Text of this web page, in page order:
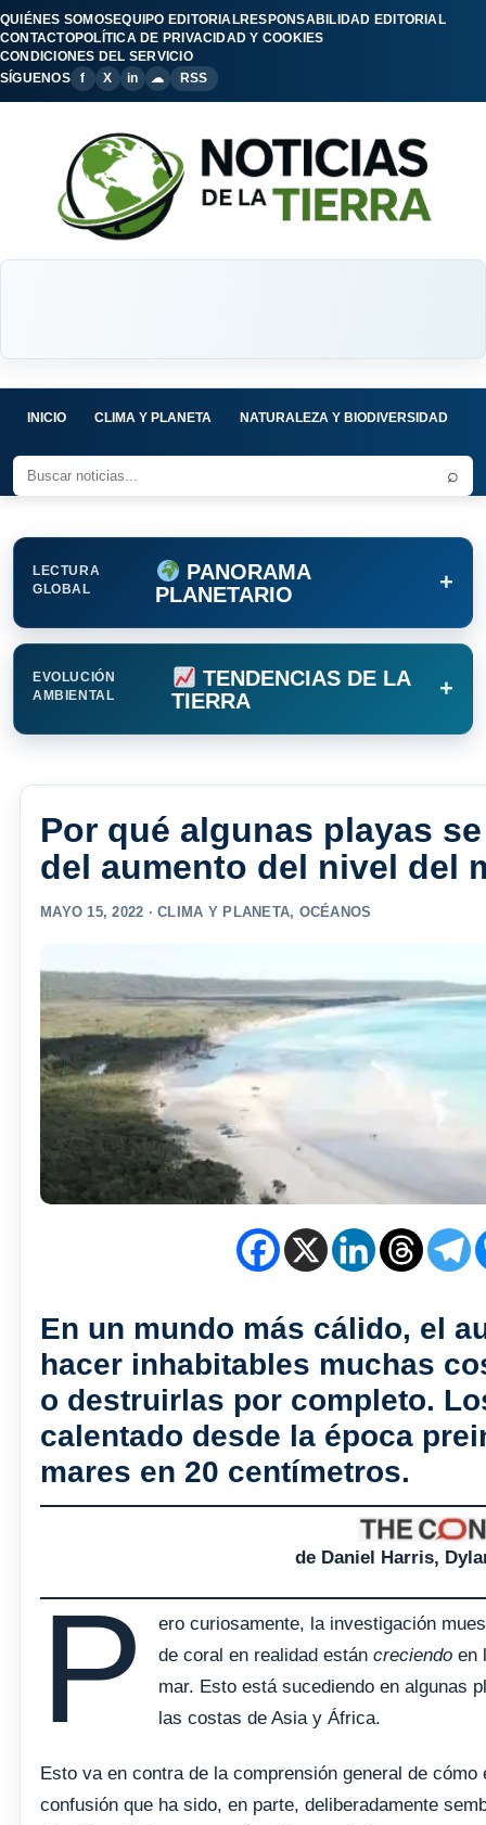
QUIÉNES SOMOSEQUIPO EDITORIALRESPONSABILIDAD EDITORIAL
CONTACTOPOLÍTICA DE PRIVACIDAD Y COOKIES
CONDICIONES DEL SERVICIO
SÍGUENOS
f X in ☁ RSS
INICIO CLIMA Y PLANETA NATURALEZA Y BIODIVERSIDAD
⌕
LECTURA
GLOBAL
PANORAMA
PLANETARIO
+
EVOLUCIÓN
AMBIENTAL
TENDENCIAS DE LA
TIERRA
+
Por qué algunas playas
del aumento del nivel del
MAYO 15, 2022 ·CLIMA Y PLANETA, OCÉANOS
En un mundo más cálido, el
hacer inhabitables muchas
o destruirlas por completo.
calentado desde la época
mares en 20 centímetros.
de Daniel Harris,
P
ero curiosamente, la investigación
de coral en realidad estáncreciendo en
mar. Esto está sucediendo en algunas
las costas de Asia y África.
Esto va en contra de la comprensión general de
confusión que ha sido, en parte, deliberadamente